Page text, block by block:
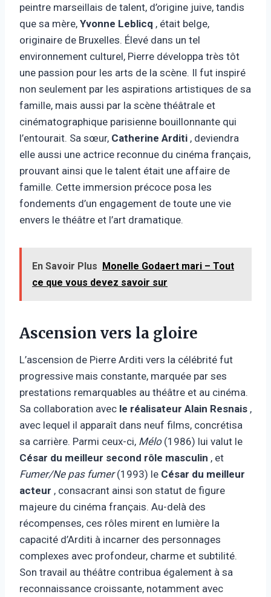
peintre marseillais de talent, d’origine juive, tandis
que sa mère, Yvonne Leblicq , était belge,
originaire de Bruxelles. Élevé dans un tel
environnement culturel, Pierre développa très tôt
une passion pour les arts de la scène. Il fut inspiré
non seulement par les aspirations artistiques de sa
famille, mais aussi par la scène théâtrale et
cinématographique parisienne bouillonnante qui
l’entourait. Sa sœur, Catherine Arditi , deviendra
elle aussi une actrice reconnue du cinéma français,
prouvant ainsi que le talent était une affaire de
famille. Cette immersion précoce posa les
fondements d’un engagement de toute une vie
envers le théâtre et l’art dramatique.
En Savoir Plus Monelle Godaert mari – Tout
ce que vous devez savoir sur
Ascension vers la gloire
L’ascension de Pierre Arditi vers la célébrité fut
progressive mais constante, marquée par ses
prestations remarquables au théâtre et au cinéma.
Sa collaboration avec le réalisateur Alain Resnais ,
avec lequel il apparaît dans neuf films, concrétisa
sa carrière. Parmi ceux-ci, Mélo(1986) lui valut le
César du meilleur second rôle masculin , et
Fumer/Ne pas fumer(1993) le César du meilleur
acteur , consacrant ainsi son statut de figure
majeure du cinéma français. Au-delà des
récompenses, ces rôles mirent en lumière la
capacité d’Arditi à incarner des personnages
complexes avec profondeur, charme et subtilité.
Son travail au théâtre contribua également à sa
reconnaissance croissante, notamment avec